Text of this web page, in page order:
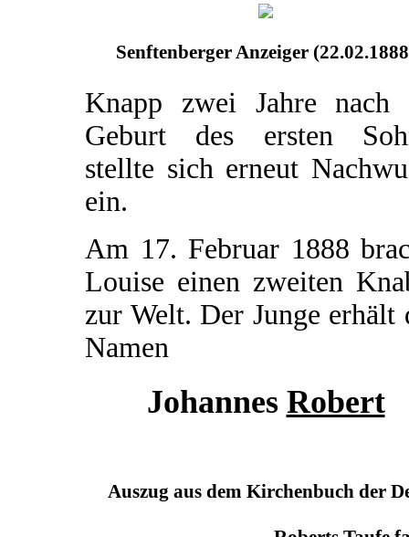
Senftenberger Anzeiger
Knapp zwei Jahre nach
Geburt des ersten
stellte sich erneut
ein.
Am 17. Februar 1888
Louise einen zweiten
zur Welt. Der Junge erhält
Namen
Johannes Robert
Auszug aus dem Kirchenbuch der